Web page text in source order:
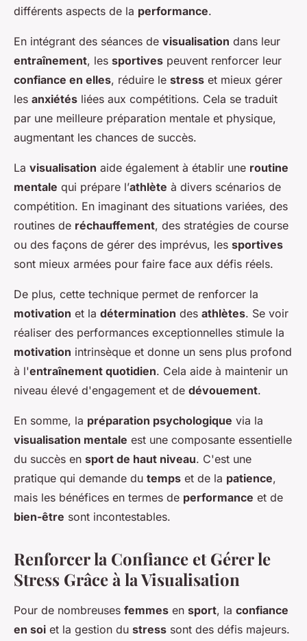
différents aspects de la performance.
En intégrant des séances de visualisation dans leur
entraînement, les sportives peuvent renforcer leur
confiance en elles, réduire le stress et mieux gérer
les anxiétés liées aux compétitions. Cela se traduit
par une meilleure préparation mentale et physique,
augmentant les chances de succès.
La visualisation aide également à établir une routine
mentale qui prépare l’athlète à divers scénarios de
compétition. En imaginant des situations variées, des
routines de réchauffement, des stratégies de course
ou des façons de gérer des imprévus, les sportives
sont mieux armées pour faire face aux défis réels.
De plus, cette technique permet de renforcer la
motivation et la détermination des athlètes. Se voir
réaliser des performances exceptionnelles stimule la
motivation intrinsèque et donne un sens plus profond
à l'entraînement quotidien. Cela aide à maintenir un
niveau élevé d'engagement et de dévouement.
En somme, la préparation psychologique via la
visualisation mentale est une composante essentielle
du succès en sport de haut niveau. C'est une
pratique qui demande du temps et de la patience,
mais les bénéfices en termes de performance et de
bien-être sont incontestables.
Renforcer la Confiance et Gérer le
Stress Grâce à la Visualisation
Pour de nombreuses femmes en sport, la confiance
en soi et la gestion du stress sont des défis majeurs.